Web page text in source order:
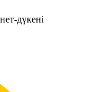
дүкені